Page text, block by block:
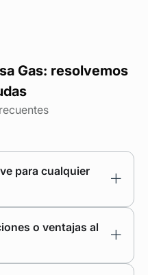
Gas: resolvemos
para cualquier
o ventajas al